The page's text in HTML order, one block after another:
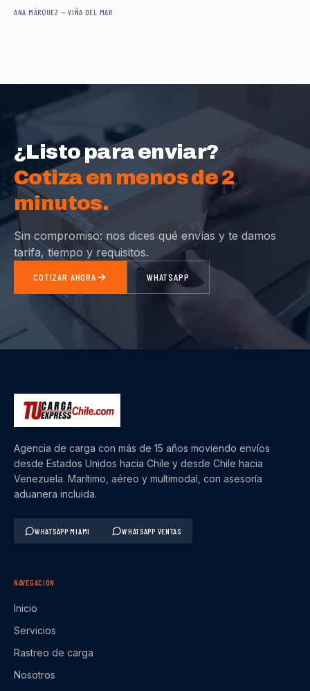
ANA MÁRQUEZ —VIÑA DEL MAR
¿Listo para enviar?
Cotiza en menos de 2
minutos.
Sin compromiso: nos dices qué envías y te damos
tarifa, tiempo y requisitos.
COTIZAR AHORA WHATSAPP
Agencia de carga con más de 15 años moviendo envíos
desde Estados Unidos hacia Chile y desde Chile hacia
Venezuela. Marítimo, aéreo y multimodal, con asesoría
aduanera incluida.
WHATSAPP MIAMI WHATSAPP VENTAS
NAVEGACIÓN
Inicio
Servicios
Rastreo de carga
Nosotros